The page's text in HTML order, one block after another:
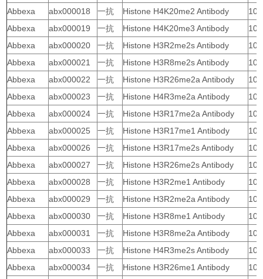
Abbexa
abx000018 一抗 Histone H4K20me2 Antibody
10
Abbexa
abx000019 一抗 Histone H4K20me3 Antibody
10
Abbexa
abx000020 一抗 Histone H3R2me2s Antibody
10
Abbexa
abx000021 一抗 Histone H3R8me2s Antibody
10
Abbexa
abx000022 一抗 Histone H3R26me2a Antibody
10
Abbexa
abx000023 一抗 Histone H4R3me2a Antibody
10
Abbexa
abx000024 一抗 Histone H3R17me2a Antibody
10
Abbexa
abx000025 一抗 Histone H3R17me1 Antibody
10
Abbexa
abx000026 一抗 Histone H3R17me2s Antibody
10
Abbexa
abx000027 一抗 Histone H3R26me2s Antibody
10
Abbexa
abx000028 一抗 Histone H3R2me1 Antibody
10
Abbexa
abx000029 一抗 Histone H3R2me2a Antibody
10
Abbexa
abx000030 一抗 Histone H3R8me1 Antibody
10
Abbexa
abx000031 一抗 Histone H3R8me2a Antibody
10
Abbexa
abx000033 一抗 Histone H4R3me2s Antibody
10
Abbexa
abx000034 一抗 Histone H3R26me1 Antibody 10